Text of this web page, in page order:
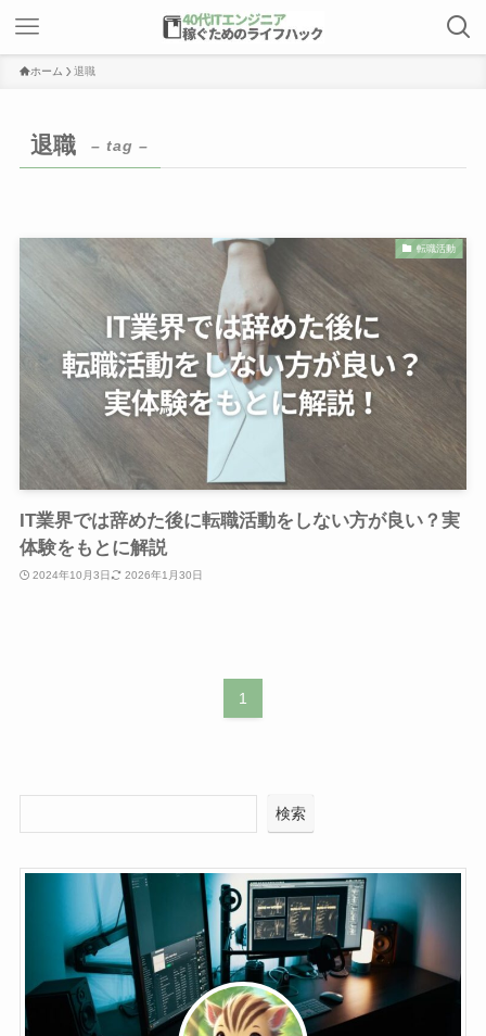
ホーム 退職
退職 – tag –
転職活動
IT業界では辞めた後に転職活動をしない方が良い？実
体験をもとに解説
2024年10月3日 2026年1月30日
1
検索